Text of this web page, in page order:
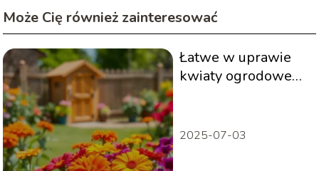
Może Cię również zainteresować
Łatwe w uprawie
kwiaty ogrodowe
2025-07-03